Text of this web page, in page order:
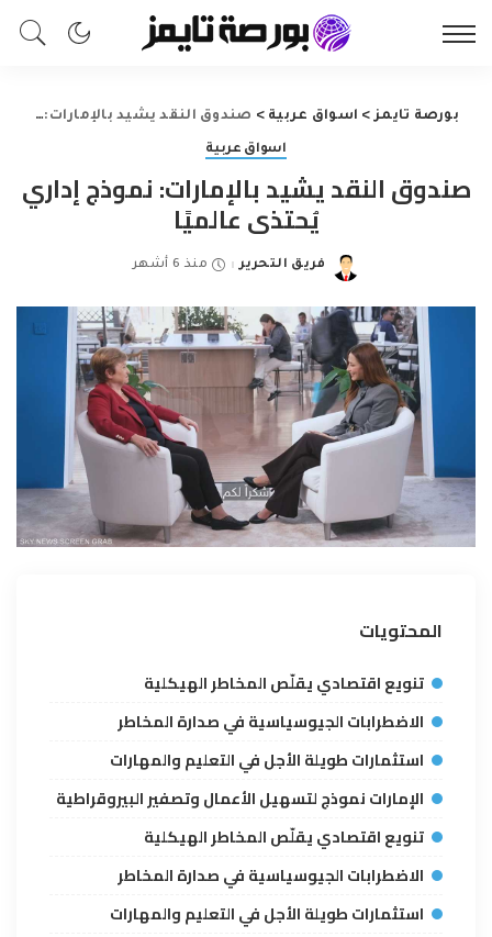
بورصة تايمز> اسواق عربية > صندوق النقد يشيد بالإمارات: نموذج إداري يُحتذى عالميًا
اسواق عربية
صندوق النقد يشيد بالإمارات: نموذج إداري
يُحتذى عالميًا
Posted
فريق التحرير منذ 6 أشهر
المحتويات
تنويع اقتصادي يقلّص المخاطر الهيكلية
الاضطرابات الجيوسياسية في صدارة المخاطر
استثمارات طويلة الأجل في التعليم والمهارات
الإمارات نموذج لتسهيل الأعمال وتصفير البيروقراطية
تنويع اقتصادي يقلّص المخاطر الهيكلية
الاضطرابات الجيوسياسية في صدارة المخاطر
استثمارات طويلة الأجل في التعليم والمهارات